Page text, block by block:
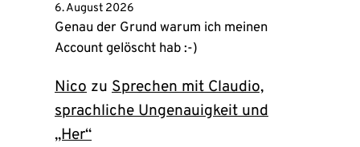
6. August 2026
Genau der Grund warum ich meinen
Account gelöscht hab :-)
Nico zu Sprechen mit Claudio,
sprachliche Ungenauigkeit und
„Her“